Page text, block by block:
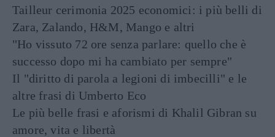
Tailleur cerimonia 2025 economici: i più belli di
Zara, Zalando, H&M, Mango e altri
"Ho vissuto 72 ore senza parlare: quello che è
successo dopo mi ha cambiato per sempre"
Il "diritto di parola a legioni di imbecilli" e le
altre frasi di Umberto Eco
Le più belle frasi e aforismi di Khalil Gibran su
amore, vita e libertà